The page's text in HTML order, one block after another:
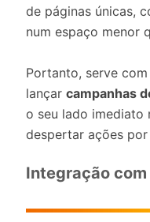
de páginas únicas,
num espaço menor
Portanto, serve
lançar campanhas
o seu lado imediato
despertar ações
Integração com